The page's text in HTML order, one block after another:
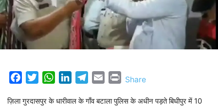
FacebookTwitterWhatsAppLinkedInTelegram
Email Print
Share
ज़िला गुरदासपुर के धारीवाल के गाँव बटाला पुलिस के अधीन पड़ते बिधीपुर में 10